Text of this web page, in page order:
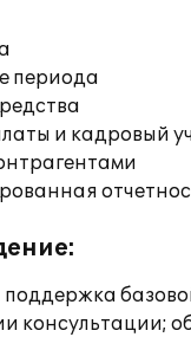
периода
и кадровый
поддержка
консультации;